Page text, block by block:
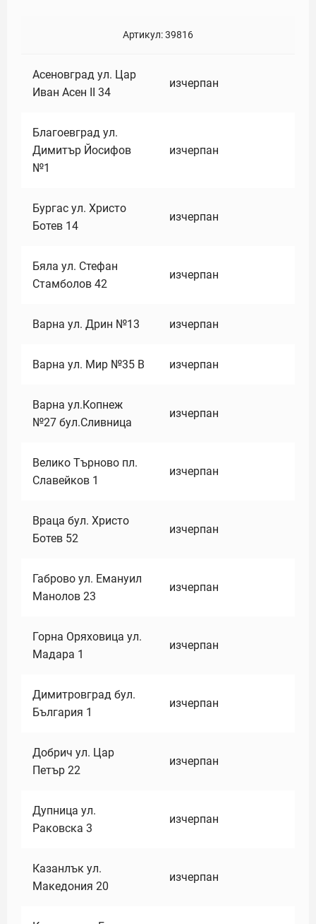
Артикул:39816
Асеновград ул. Цар
Иван Асен II 34
изчерпан
Благоевград ул.
Димитър Йосифов
№1
изчерпан
Бургас ул. Христо
Ботев 14
изчерпан
Бяла ул. Стефан
Стамболов 42
изчерпан
Варна ул. Дрин №13 изчерпан
Варна ул. Мир №35 В изчерпан
Варна ул.Копнеж
№27 бул.Сливница
изчерпан
Велико Търново пл.
Славейков 1
изчерпан
Враца бул. Христо
Ботев 52
изчерпан
Габрово ул. Емануил
Манолов 23
изчерпан
Горна Оряховица ул.
Мадара 1
изчерпан
Димитровград бул.
България 1
изчерпан
Добрич ул. Цар
Петър 22
изчерпан
Дупница ул.
Раковска 3
изчерпан
Казанлък ул.
Македония 20
изчерпан